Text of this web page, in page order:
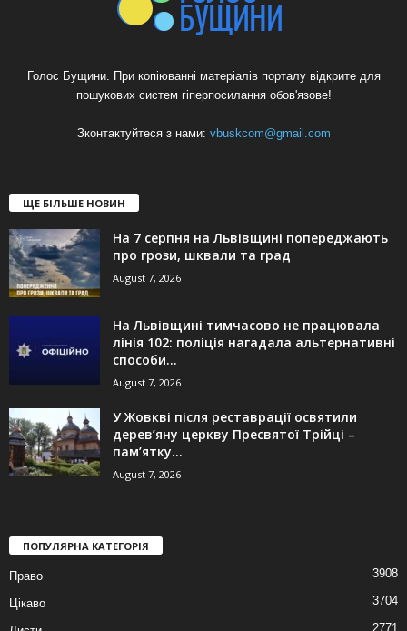
Голос Бущини. При копіюванні матеріалів порталу відкрите для
пошукових систем гіперпосилання обов'язове!
Зконтактуйтеся з нами: vbuskcom@gmail.com
ЩЕ БІЛЬШЕ НОВИН
На 7 серпня на Львівщині попереджають
про грози, шквали та град
August 7, 2026
На Львівщині тимчасово не працювала
лінія 102: поліція нагадала альтернативні
способи...
August 7, 2026
У Жовкві після реставрації освятили
дерев’яну церкву Пресвятої Трійці –
пам’ятку...
August 7, 2026
ПОПУЛЯРНА КАТЕГОРІЯ
Право 3908
Цікаво 3704
2771